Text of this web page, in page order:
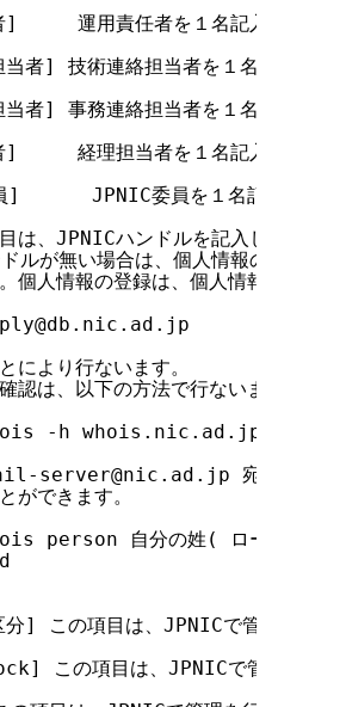
]     運用責任者を１名記入して下さ
当者] 技術連絡担当者を１名記入して
当者] 事務連絡担当者を１名記入して
]     経理担当者を１名記入して下さ
]      JPNIC委員を１名記入して下
は、JPNICハンドルを記入して下さ
が無い場合は、個人情報の登録を
個人情報の登録は、個人情報登録フ
により行ないます。
認は、以下の方法で行ないます。
-h whois.nic.ad.jp 'person
server@nic.ad.jp 宛に次の内容
ができます。
person 自分の姓( ローマ字で
分] この項目は、JPNICで管理を行な
この項目は、JPNICで管理を行な